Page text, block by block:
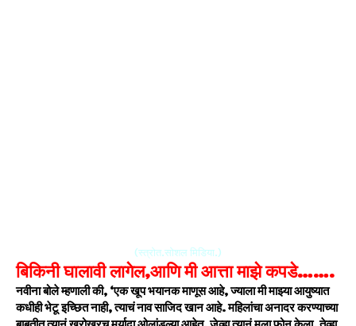
(स्त्रोत.सोशल मिडिया.)
बिकिनी घालावी लागेल,आणि मी आत्ता माझे कपडे…….
नवीना बोले म्हणाली की, ‘एक खूप भयानक माणूस आहे, ज्याला मी माझ्या आयुष्यात
कधीही भेटू इच्छित नाही, त्याचं नाव साजिद खान आहे. महिलांचा अनादर करण्याच्या